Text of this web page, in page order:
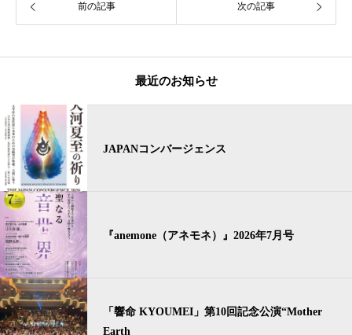
前の記事 次の記事
最近のお知らせ
JAPANコンバージェンス
『anemone（アネモネ）』2026年7月号
「響命 KYOUMEI」第10回記念公演“Mother
Earth